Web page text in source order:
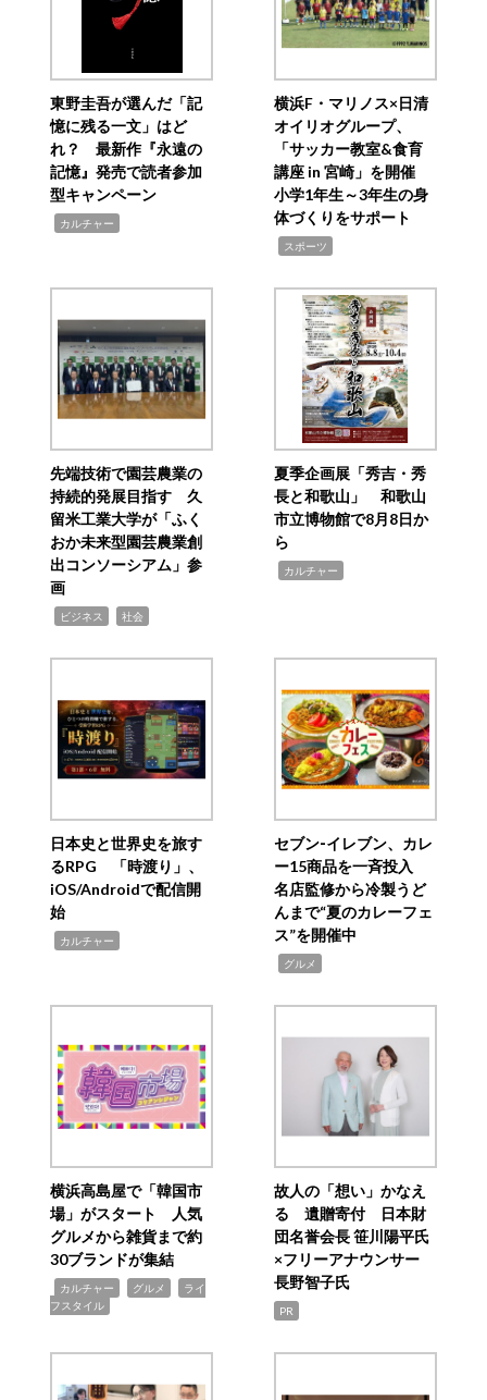
東野圭吾が選んだ「記
憶に残る一文」はど
れ？ 最新作『永遠の
記憶』発売で読者参加
型キャンペーン
カルチャー
横浜F・マリノス×日清
オイリオグループ、
「サッカー教室&食育
講座 in 宮崎」を開催
小学1年生～3年生の身
体づくりをサポート
スポーツ
先端技術で園芸農業の
持続的発展目指す 久
留米工業大学が「ふく
おか未来型園芸農業創
出コンソーシアム」参
画
ビジネス 社会
夏季企画展「秀吉・秀
長と和歌山」 和歌山
市立博物館で8月8日か
ら
カルチャー
日本史と世界史を旅す
るRPG 「時渡り」、
iOS/Androidで配信開
始
カルチャー
セブン‐イレブン、カレ
ー15商品を一斉投入
名店監修から冷製うど
んまで“夏のカレーフェ
ス”を開催中
グルメ
横浜高島屋で「韓国市
場」がスタート 人気
グルメから雑貨まで約
30ブランドが集結
カルチャー グルメ
ライ
フスタイル
故人の「想い」かなえ
る 遺贈寄付 日本財
団名誉会長 笹川陽平氏
×フリーアナウンサー
長野智子氏
PR